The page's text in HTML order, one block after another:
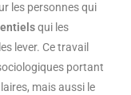
les personnes qui
qui les
lever. Ce travail
portant
mais aussi le